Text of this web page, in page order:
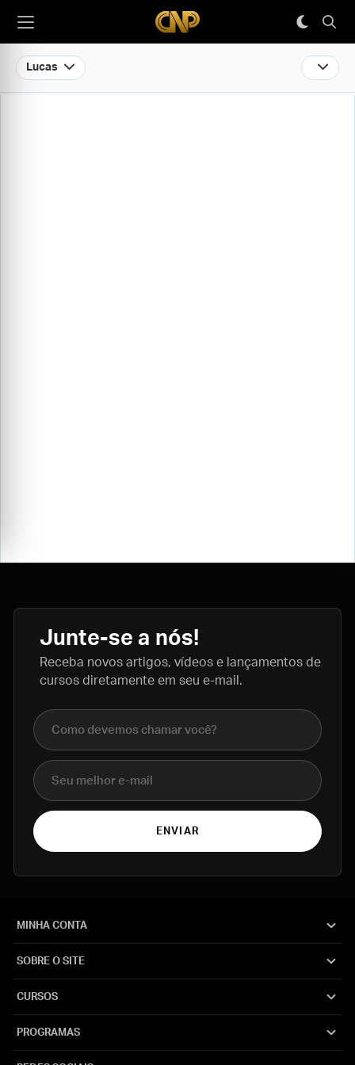
Lucas
Junte-se a nós!
Receba novos artigos, vídeos e lançamentos de
cursos diretamente em seu e-mail.
Nome completo
E-mail
ENVIAR
MINHA CONTA
SOBRE O SITE
CURSOS
PROGRAMAS